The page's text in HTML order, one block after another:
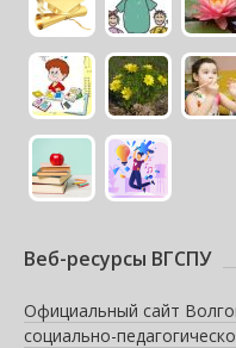
Веб-ресурсы ВГСПУ
Официальный сайт
социально-